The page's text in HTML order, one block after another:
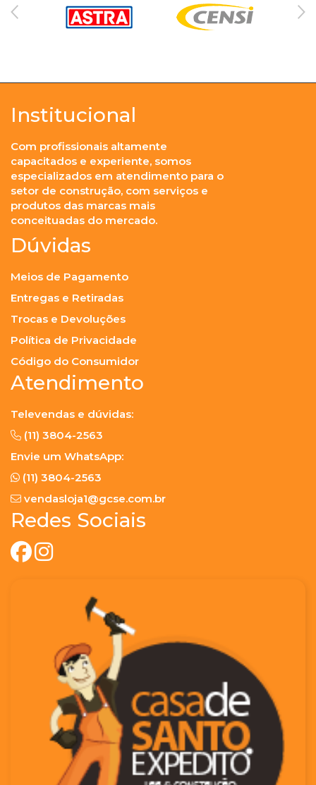
Institucional
Com profissionais altamente
capacitados e experiente, somos
especializados em atendimento para o
setor de construção, com serviços e
produtos das marcas mais
conceituadas do mercado.
Dúvidas
Meios de Pagamento
Entregas e Retiradas
Trocas e Devoluções
Política de Privacidade
Código do Consumidor
Atendimento
Televendas e dúvidas:
(11) 3804-2563
Envie um WhatsApp:
(11) 3804-2563
vendasloja1@gcse.com.br
Redes Sociais